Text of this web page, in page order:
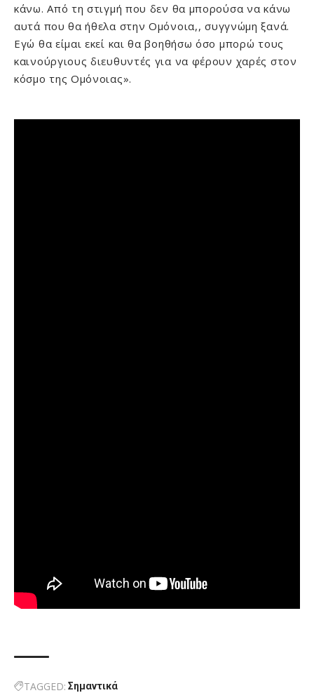
κάνω. Από τη στιγμή που δεν θα μπορούσα να κάνω
αυτά που θα ήθελα στην Ομόνοια,, συγγνώμη ξανά.
Εγώ θα είμαι εκεί και θα βοηθήσω όσο μπορώ τους
καινούργιους διευθυντές για να φέρουν χαρές στον
κόσμο της Ομόνοιας».
TAGGED: Σημαντικά